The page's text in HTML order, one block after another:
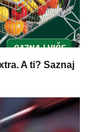
A ti? Saznaj